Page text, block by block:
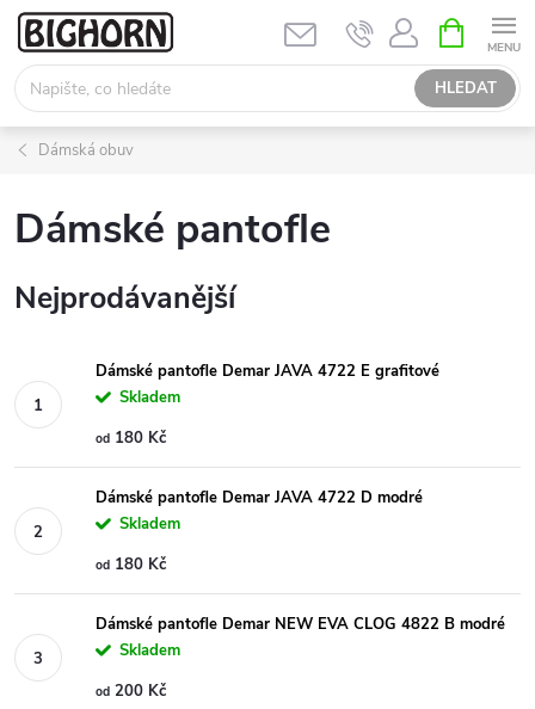
Přejít
obsah
HLEDAT
NÁKUPNÍ
KOŠÍK
Dámská obuv
Dámské pantofle
Nejprodávanější
Dámské pantofle Demar JAVA 4722 E grafitové
Skladem
od 180 Kč
Dámské pantofle Demar JAVA 4722 D modré
Skladem
od 180 Kč
Dámské pantofle Demar NEW EVA CLOG 4822 B modré
Skladem
od 200 Kč